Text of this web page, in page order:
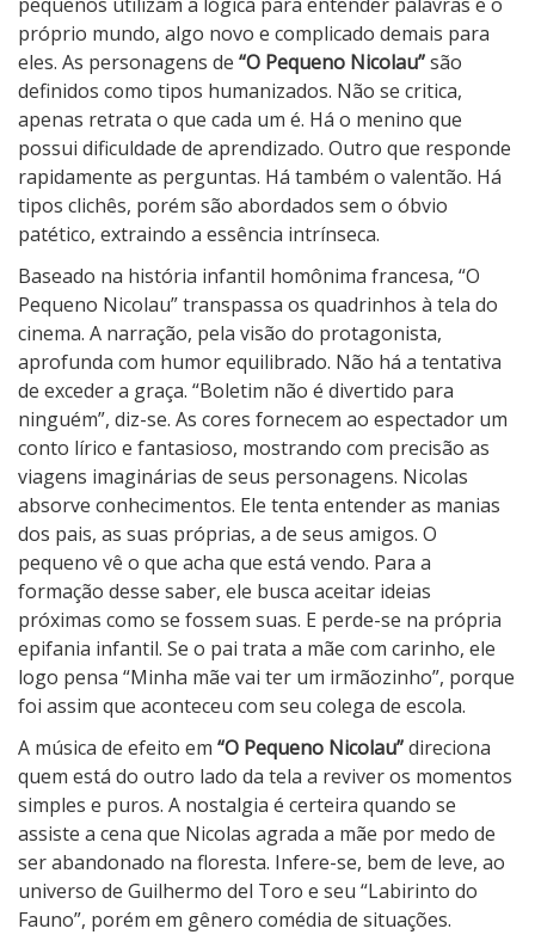
próprio mundo, algo novo e complicado demais para
eles. As personagens de “O Pequeno Nicolau”são
definidos como tipos humanizados. Não se critica,
apenas retrata o que cada um é. Há o menino que
possui dificuldade de aprendizado. Outro que responde
rapidamente as perguntas. Há também o valentão. Há
tipos clichês, porém são abordados sem o óbvio
patético, extraindo a essência intrínseca.
Baseado na história infantil homônima francesa, “O
Pequeno Nicolau” transpassa os quadrinhos à tela do
cinema. A narração, pela visão do protagonista,
aprofunda com humor equilibrado. Não há a tentativa
de exceder a graça. “Boletim não é divertido para
ninguém”, diz-se. As cores fornecem ao espectador um
conto lírico e fantasioso, mostrando com precisão as
viagens imaginárias de seus personagens. Nicolas
absorve conhecimentos. Ele tenta entender as manias
dos pais, as suas próprias, a de seus amigos. O
pequeno vê o que acha que está vendo. Para a
formação desse saber, ele busca aceitar ideias
próximas como se fossem suas. E perde-se na própria
epifania infantil. Se o pai trata a mãe com carinho, ele
logo pensa “Minha mãe vai ter um irmãozinho”, porque
foi assim que aconteceu com seu colega de escola.
A música de efeito em “O Pequeno Nicolau”direciona
quem está do outro lado da tela a reviver os momentos
simples e puros. A nostalgia é certeira quando se
assiste a cena que Nicolas agrada a mãe por medo de
ser abandonado na floresta. Infere-se, bem de leve, ao
universo de Guilhermo del Toro e seu “Labirinto do
Fauno”, porém em gênero comédia de situações.